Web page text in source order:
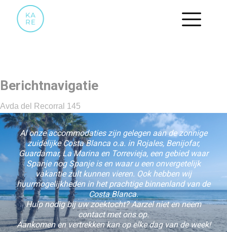
66 MASTER BEDROOM
Berichtnavigatie
Avda del Recorral 145
Al onze accommodaties zijn gelegen aan de zonnige
zuidelijke Costa Blanca o.a. in Rojales, Benijofar,
Guardamar, La Marina en Torrevieja, een gebied waar
Spanje nog Spanje is en waar u een onvergetelijk
vakantie zult kunnen vieren. Ook hebben wij
huurmogelijkheden in het prachtige binnenland van de
Costa Blanca.
Hulp nodig bij uw zoektocht? Aarzel niet en neem
contact met ons op.
Aankomen en vertrekken kan op elke dag van de week!